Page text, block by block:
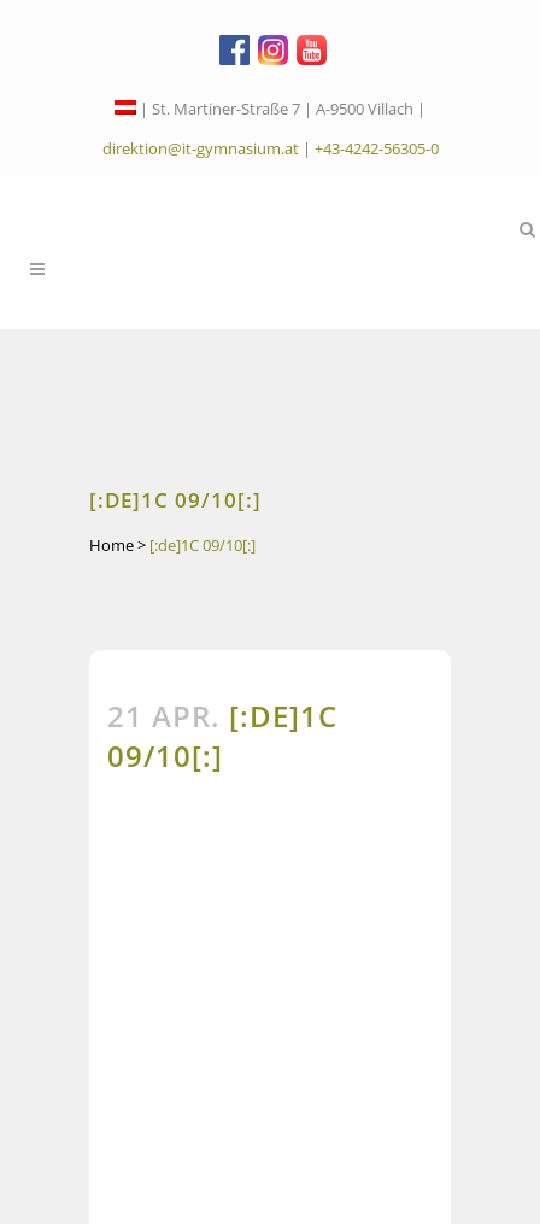
| St. Martiner-Straße 7 | A-9500 Villach |
direktion@it-gymnasium.at| +43-4242-56305-0
[:DE]1C 09/10[:]
Home> [:de]1C 09/10[:]
21 APR. [:DE]1C
09/10[:]